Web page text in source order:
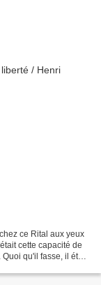
ce Rital aux yeux
cette capacité de
qu'il fasse, il était